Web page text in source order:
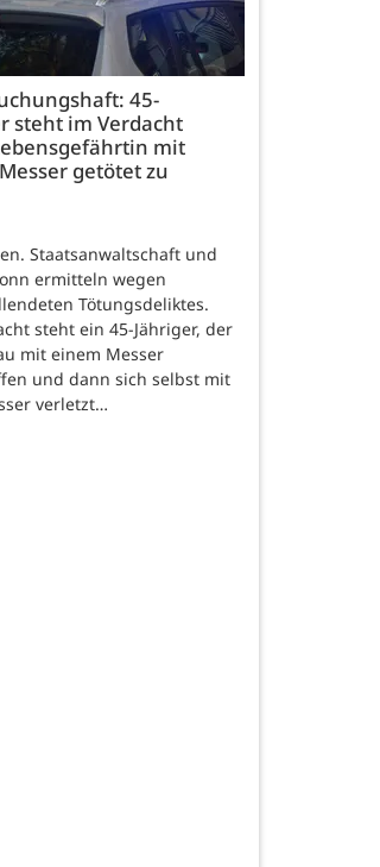
45-
steht im Verdacht
mit
getötet zu
Staatsanwaltschaft und
ermitteln wegen
Tötungsdeliktes.
steht ein 45-Jähriger, der
mit einem Messer
und dann sich selbst mit
verletzt…